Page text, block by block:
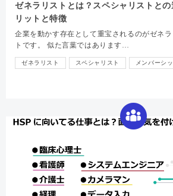
ゼネラリストとは？スペシャリストと
リットと特徴
企業を動かす存在として重宝されるのがゼネ
トです。 似た言葉ではあります…
ゼネラリスト スペシャリスト メンバーシ